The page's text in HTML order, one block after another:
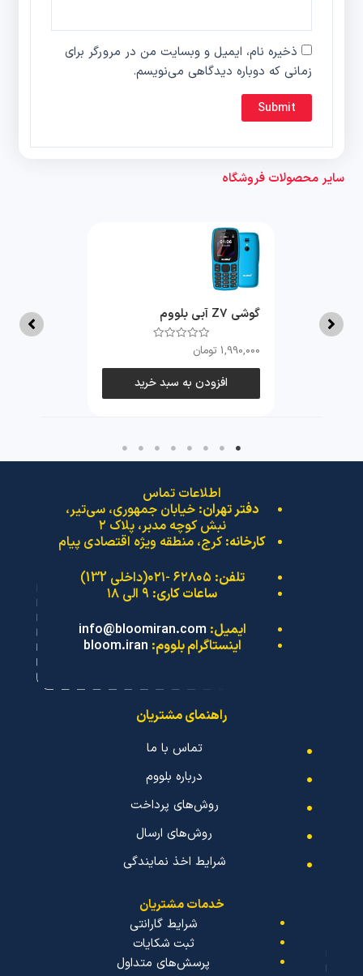
ذخیره نام، ایمیل و وبسایت من در مرورگر برای
زمانی که دوباره دیدگاهی می‌نویسم.
سایر محصولات فروشگاه
گوشی Z7 آبی بلووم
Rated
0
out
5
1,990,000 تومان
افزودن به سبد خرید
اطلاعات تماس
دفتر تهران: خیابان جمهوری، سی‌تیر،
نبش کوچه مدبر، پلاک ۲
کارخانه:کرج، منطقه ویژه اقتصادی پیام
تلفن:
ساعات کاری:
ایمیل: info@bloomiran.com
اینستاگرام بلووم: bloom.iran
راهنمای مشتریان
تماس با ما
درباره بلووم
روش‌های پرداخت
روش‌های ارسال
شرایط اخذ نمایندگی
خدمات مشتریان
شرایط گارانتی
ثبت شکایات
پرسش‌های متداول